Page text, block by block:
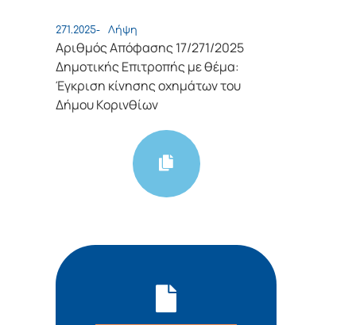
271.2025- Λήψη
Αριθμός Απόφασης 17/271/2025
Δημοτικής Επιτροπής με θέμα:
Έγκριση κίνησης οχημάτων του
Δήμου Κορινθίων